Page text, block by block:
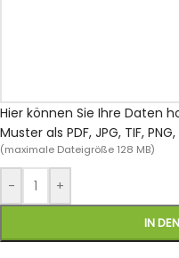
Hier können Sie Ihre Daten
Muster als PDF, JPG, TIF, PNG,
(maximale Dateigröße 128 MB)
- +
IN